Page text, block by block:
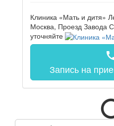
Клиника «Мать и дитя»
Москва, Проезд Завода
уточняйте
Запись на